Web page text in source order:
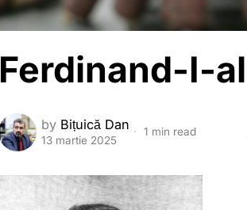
Ferdinand-I-
by Bițuică Dan
13 martie 2025
1 min read